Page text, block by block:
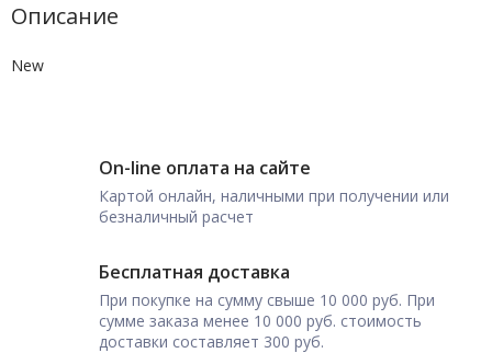
Описание
New
On-line оплата на сайте
Картой онлайн, наличными при получении или
безналичный расчет
Бесплатная доставка
При покупке на сумму свыше 10 000 руб. При
сумме заказа менее 10 000 руб. стоимость
доставки составляет 300 руб.